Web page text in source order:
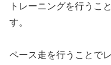
トレーニングを行うこ
す。
ペース走を行うことで